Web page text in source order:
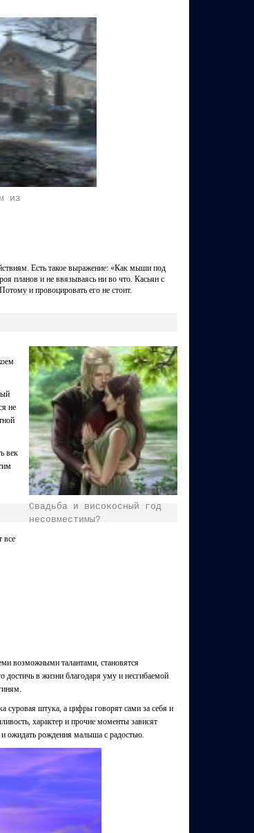
из
Есть такое выражение: «Как мыши под
планов и не ввязываясь ни во что. Касьян с
и провоцировать его не стоит.
Свадьба и високосный год
несовместимы?
не
век
все
возможными талантами, становятся
в жизни благодаря уму и несгибаемой
суровая штука, а цифры говорят сами за себя и
характер и прочие моменты зависят
и ожидать рождения малыша с радостью.